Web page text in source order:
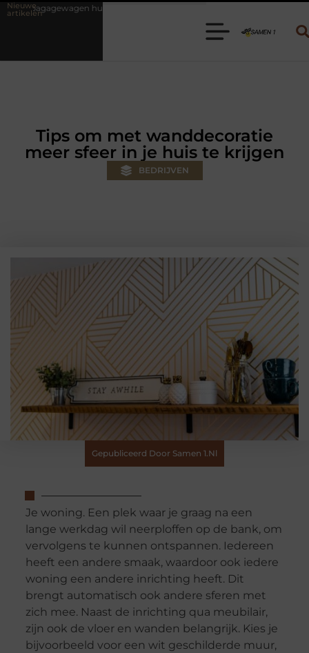
Nieuwe
artikelenKies de juiste aanhanger voor jouw klus
Tips om met wanddecoratie
meer sfeer in je huis te krijgen
BEDRIJVEN
Gepubliceerd Door Samen 1.nl
Je woning. Een plek waar je graag na een
lange werkdag wil neerploffen op de bank, om
vervolgens te kunnen ontspannen. Iedereen
heeft een andere smaak, waardoor ook iedere
woning een andere inrichting heeft. Dit
brengt automatisch ook andere sferen met
zich mee. Naast de inrichting qua meubilair,
zijn ook de vloer en wanden belangrijk. Kies je
bijvoorbeeld voor een wit geschilderde muur,